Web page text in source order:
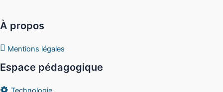
À propos
Mentions légales
Espace pédagogique